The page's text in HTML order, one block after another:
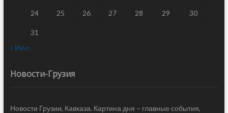
24 25 26 27 28 29 30
31
« Июл
Новости-Грузия
Новости Грузии, Кавказа. Картина дня – главные события,